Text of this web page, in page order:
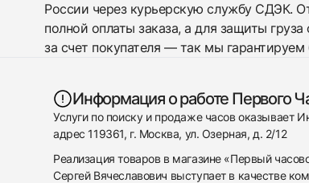
России через курьерскую службу СДЭК.
полной оплаты заказа, а для защиты
за счет покупателя — так мы гарантируем
Информация о работе Первого
Услуги по поиску и продаже часов
адрес 119361, г. Москва, ул. Озерная, д. 2/12
Реализация товаров в магазине «Первый
Сергей Вячеславович выступает в качестве